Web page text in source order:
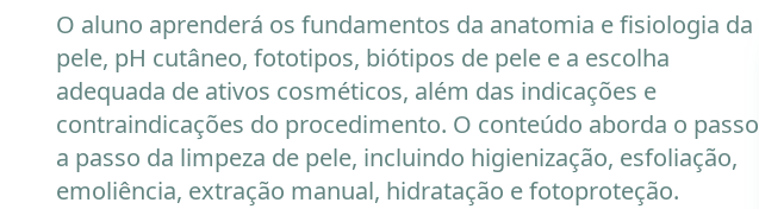
O aluno aprenderá os fundamentos da anatomia e fisiologia da
pele, pH cutâneo, fototipos, biótipos de pele e a escolha
adequada de ativos cosméticos, além das indicações e
contraindicações do procedimento. O conteúdo aborda o passo
a passo da limpeza de pele, incluindo higienização, esfoliação,
emoliência, extração manual, hidratação e fotoproteção.